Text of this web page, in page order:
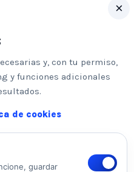
Información básica
Responsable: Psicologos
solicitud y responder a tu
consentimiento del
precontractuales.
salvo obligación legal o
prestar el servicio.
rectificación, supresión,
portabilidad escribiendo al
He leído y acepto la
×
y, con tu permiso,
y funciones adicionales
de cookies
guardar